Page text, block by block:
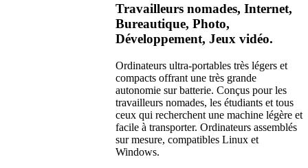
Travailleurs nomades, Internet,
Bureautique, Photo,
Développement, Jeux vidéo.
Ordinateurs ultra-portables très légers et
compacts offrant une très grande
autonomie sur batterie. Conçus pour les
travailleurs nomades, les étudiants et tous
ceux qui recherchent une machine légère et
facile à transporter. Ordinateurs assemblés
sur mesure, compatibles Linux et
Windows.